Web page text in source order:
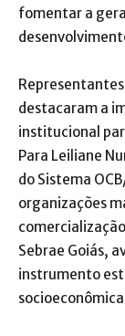
fomentar a
destacaram a
institucional
Para Leiliane
do Sistema
organizações
Sebrae Goiás,
instrumento